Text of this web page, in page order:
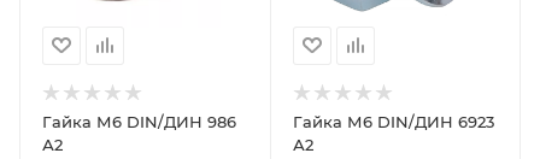
Гайка М6 DIN/ДИН 986
А2
Гайка М6 DIN/ДИН 6923
А2